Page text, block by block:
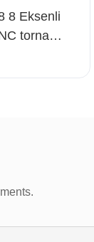
8 Eksenli
torna